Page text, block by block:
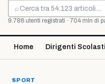
⌕
Cerca
9.786 utenti registrati · 704 mln di
Home Dirigenti
SPORT